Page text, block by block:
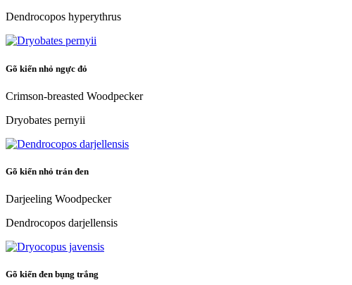
Dendrocopos hyperythrus
Gõ kiến nhỏ ngực đỏ
Crimson-breasted Woodpecker
Dryobates pernyii
Gõ kiến nhỏ trán đen
Darjeeling Woodpecker
Dendrocopos darjellensis
Gõ kiến đen bụng trắng